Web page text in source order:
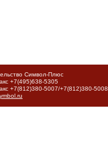
Символ-Плюс
+7(495)638-5305
+7(812)380-5007/+7(812)380-5008